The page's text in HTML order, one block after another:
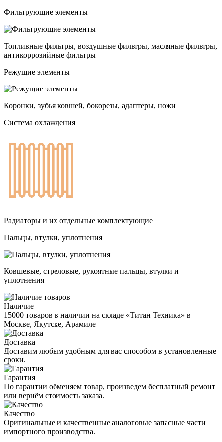
Фильтрующие элементы
Топливные фильтры, воздушные фильтры, масляные фильтры,
антикоррозийные фильтры
Режущие элементы
Коронки, зубья ковшей, бокорезы, адаптеры, ножи
Система охлаждения
Радиаторы и их отдельные комплектующие
Пальцы, втулки, уплотнения
Ковшевые, стреловые, рукоятные пальцы, втулки и
уплотнения
Наличие
15000 товаров в наличии на складе «Титан Техника» в
Москве, Якутске, Арамиле
Доставка
Доставим любым удобным для вас способом в установленные
сроки.
Гарантия
По гарантии обменяем товар, произведем бесплатный ремонт
или вернём стоимость заказа.
Качество
Оригинальные и качественные аналоговые запасные части
импортного производства.